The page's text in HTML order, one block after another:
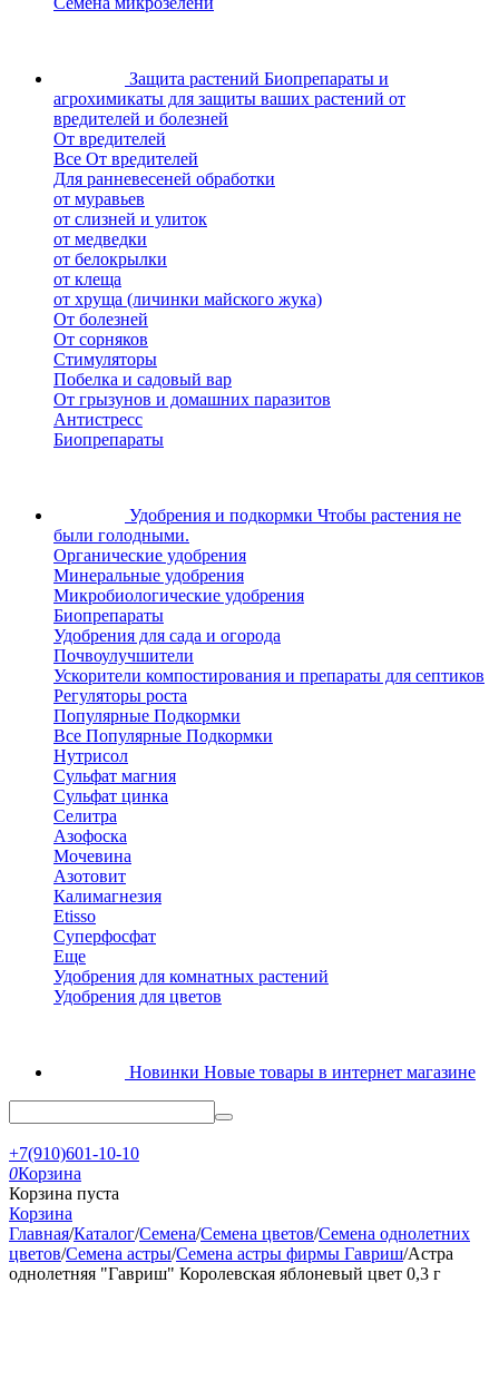
Защита растений Биопрепараты и
агрохимикаты для защиты ваших растений от
вредителей и болезней
От вредителей
Все От вредителей
Для ранневесеней обработки
от муравьев
от слизней и улиток
от медведки
от белокрылки
от клеща
от хруща (личинки майского жука)
От болезней
От сорняков
Стимуляторы
Побелка и садовый вар
От грызунов и домашних паразитов
Антистресс
Биопрепараты
Удобрения и подкормки Чтобы растения не
были голодными.
Органические удобрения
Минеральные удобрения
Микробиологические удобрения
Биопрепараты
Удобрения для сада и огорода
Почвоулучшители
Ускорители компостирования и препараты для септиков
Регуляторы роста
Популярные Подкормки
Все Популярные Подкормки
Нутрисол
Сульфат магния
Сульфат цинка
Селитра
Азофоска
Мочевина
Азотовит
Калимагнезия
Etisso
Суперфосфат
Еще
Удобрения для комнатных растений
Удобрения для цветов
Новинки Новые товары в интернет магазине
+7(910)601-10-10
0Корзина
Корзина пуста
Корзина
Главная/Каталог/Семена/Семена цветов/Семена однолетних
цветов/Семена астры/Семена астры фирмы Гавриш/Астра
однолетняя "Гавриш" Королевская яблоневый цвет 0,3 г